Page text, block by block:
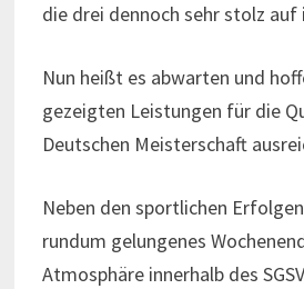
die drei dennoch sehr stolz auf
Nun heißt es abwarten und
gezeigten Leistungen für die
Deutschen Meisterschaft
Neben den sportlichen
rundum gelungenes
Atmosphäre innerhalb des